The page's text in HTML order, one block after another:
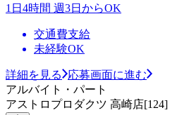
1日4時間 週3日からOK
交通費支給
未経験OK
詳細を見る
応募画面に進む
アルバイト・パート
アストロプロダクツ 高崎店[124]